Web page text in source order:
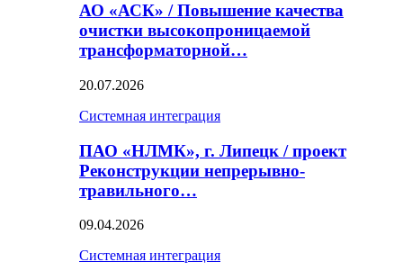
АО «АСК» / Повышение качества
очистки высокопроницаемой
трансформаторной…
20.07.2026
Системная интеграция
ПАО «НЛМК», г. Липецк / проект
Реконструкции непрерывно-
травильного…
09.04.2026
Системная интеграция